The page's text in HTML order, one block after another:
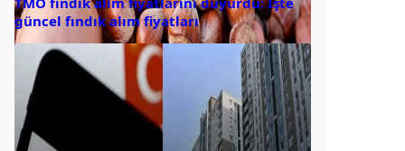
güncel fındık alım fiyatları